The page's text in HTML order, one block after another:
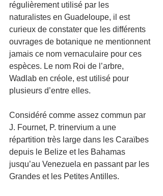
régulièrement utilisé par les
naturalistes en Guadeloupe, il est
curieux de constater que les différents
ouvrages de botanique ne mentionnent
jamais ce nom vernaculaire pour ces
espèces. Le nom Roi de l’arbre,
Wadlab en créole, est utilisé pour
plusieurs d’entre elles.
Considéré comme assez commun par
J. Fournet, P. trinervium a une
répartition très large dans les Caraïbes
depuis le Belize et les Bahamas
jusqu’au Venezuela en passant par les
Grandes et les Petites Antilles.